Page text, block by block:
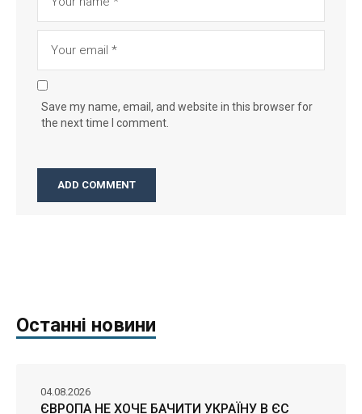
Save my name, email, and website in this browser for
the next time I comment.
Останні новини
ЄВРОПА НЕ ХОЧЕ БАЧИТИ УКРАЇНУ В ЄС
04.08.2026